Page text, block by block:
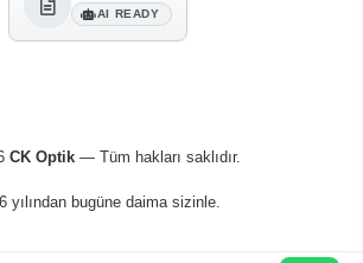
AI READY
CK Optik— Tüm hakları saklıdır.
yılından bugüne daima sizinle.